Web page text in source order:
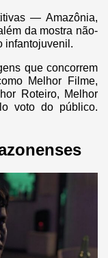
— Amazônia,
da mostra não-
infantojuvenil.
que concorrem
Melhor Filme,
Roteiro, Melhor
voto do público.